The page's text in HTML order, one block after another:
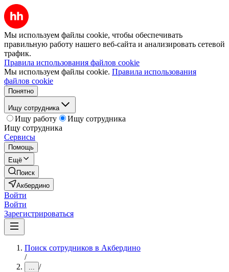
Мы используем файлы cookie, чтобы обеспечивать
правильную работу нашего веб-сайта и анализировать сетевой
трафик.
Правила использования файлов cookie
Мы используем файлы cookie. Правила использования
файлов cookie
Понятно
Ищу сотрудника
Ищу работу
Ищу сотрудника
Ищу сотрудника
Сервисы
Помощь
Ещё
Поиск
Акбердино
Войти
Войти
Зарегистрироваться
Поиск сотрудников в Акбердино
/
... /